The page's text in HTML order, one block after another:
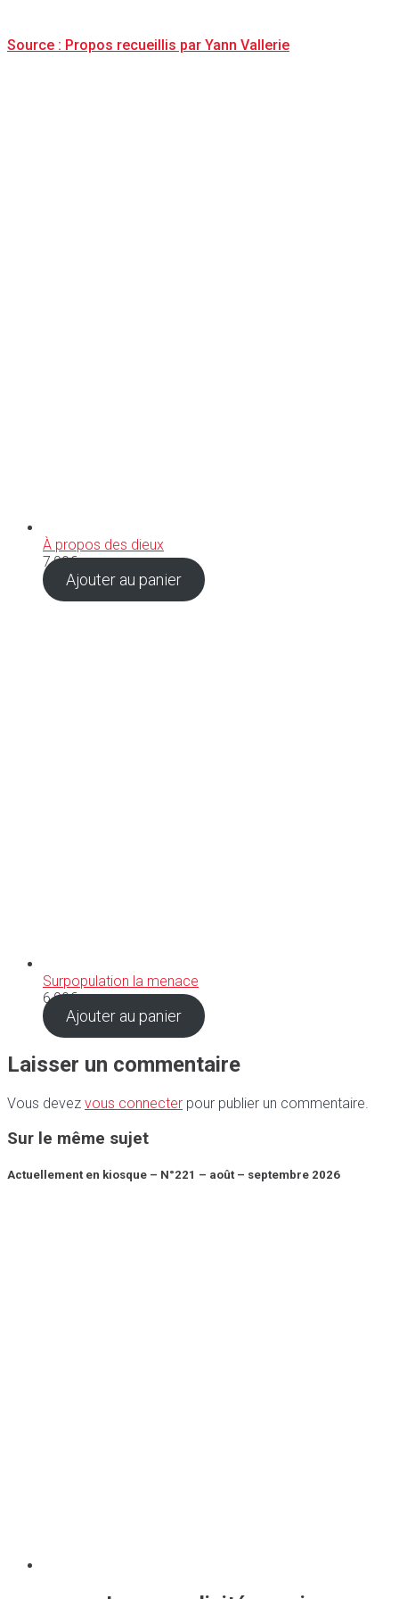
Source : Propos recueillis par Yann Vallerie
À propos des dieux
7,00€
Ajouter au panier
Surpopulation la menace
6,90€
Ajouter au panier
Laisser un commentaire
Vous devez vous connecter pour publier un commentaire.
Sur le même sujet
Actuellement en kiosque – N°221 – août – septembre 2026